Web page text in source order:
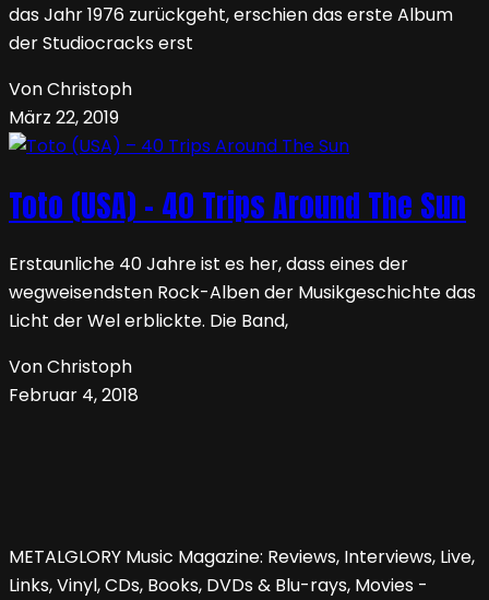
das Jahr 1976 zurückgeht, erschien das erste Album
der Studiocracks erst
Von Christoph
März 22, 2019
Toto (USA) – 40 Trips Around The Sun
Erstaunliche 40 Jahre ist es her, dass eines der
wegweisendsten Rock-Alben der Musikgeschichte das
Licht der Wel erblickte. Die Band,
Von Christoph
Februar 4, 2018
METALGLORY Music Magazine: Reviews, Interviews, Live,
Links, Vinyl, CDs, Books, DVDs & Blu-rays, Movies -